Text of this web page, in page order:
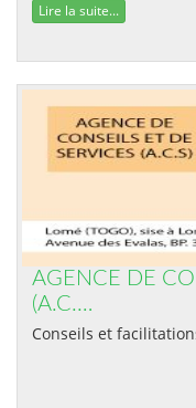
Lire la suite...
AGENCE DE
(A.C.…
Conseils et